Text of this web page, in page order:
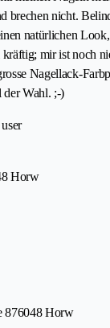
brechen nicht.
natürlichen
mir ist noch
Nagellack-
Wahl. ;-)
Horw
876048 Horw